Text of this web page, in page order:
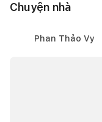
Chuyện nhà
Phan Thảo Vy